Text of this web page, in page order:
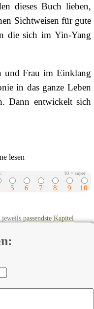
dieses Buch lieben,
Sichtweisen für gute
die sich im Yin-Yang
und Frau im Einklang
in das ganze Leben
Dann entwickelt sich
lesen
10 = super
5 6 7 8 9 10
jeweilspassendste Kapitel